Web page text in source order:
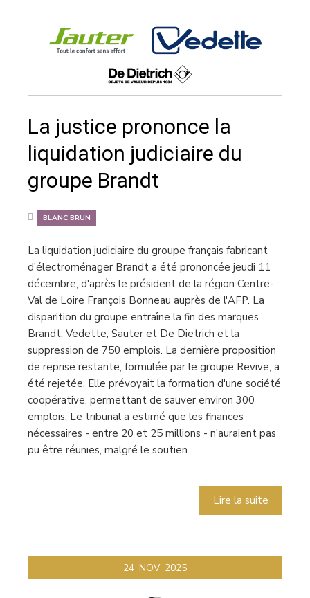
La justice prononce la
liquidation judiciaire du
groupe Brandt
BLANC BRUN
La liquidation judiciaire du groupe français fabricant
d'électroménager Brandt a été prononcée jeudi 11
décembre, d'après le président de la région Centre-
Val de Loire François Bonneau auprès de l'AFP. La
disparition du groupe entraîne la fin des marques
Brandt, Vedette, Sauter et De Dietrich et la
suppression de 750 emplois. La dernière proposition
de reprise restante, formulée par le groupe Revive, a
été rejetée. Elle prévoyait la formation d'une société
coopérative, permettant de sauver environ 300
emplois. Le tribunal a estimé que les finances
nécessaires - entre 20 et 25 millions - n'auraient pas
pu être réunies, malgré le soutien…
Lire la suite
24 NOV 2025